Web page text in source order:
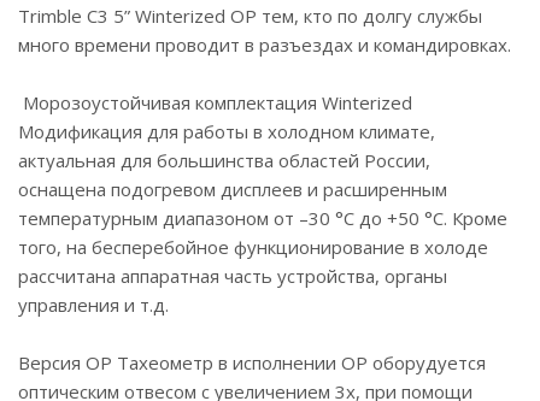
Trimble C3 5” Winterized OP тем, кто по долгу службы
много времени проводит в разъездах и командировках.
Морозоустойчивая комплектация Winterized
Модификация для работы в холодном климате,
актуальная для большинства областей России,
оснащена подогревом дисплеев и расширенным
температурным диапазоном от –30 °C до +50 °C. Кроме
того, на бесперебойное функционирование в холоде
рассчитана аппаратная часть устройства, органы
управления и т.д.
Версия OP Тахеометр в исполнении OP оборудуется
оптическим отвесом с увеличением 3х, при помощи